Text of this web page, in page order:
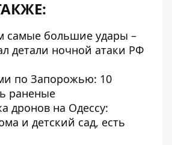
самые большие удары –
детали ночной атаки РФ
по Запорожью: 10
раненые
дронов на Одессу:
и детский сад, есть